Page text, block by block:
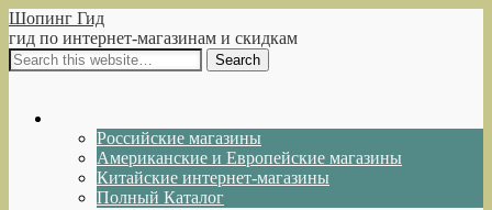
Шопинг Гид
гид по интернет-магазинам и скидкам
Российские магазины
Американские и Европейские магазины
Китайские интернет-магазины
Полный Каталог